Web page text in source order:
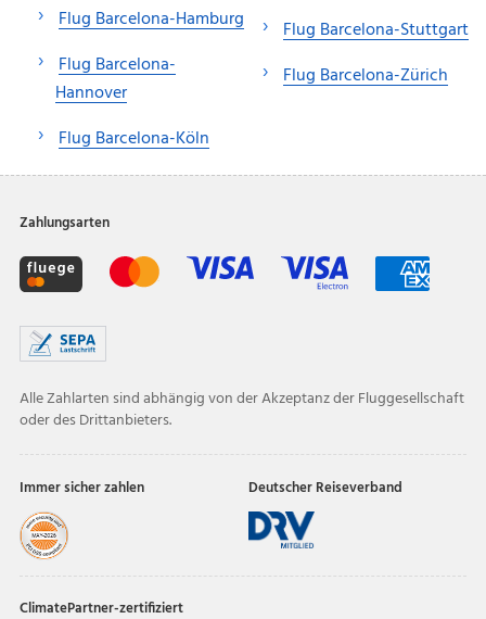
Flug Barcelona-Hamburg
Flug Barcelona-
Hannover
Flug Barcelona-Köln
Flug Barcelona-Stuttgart
Flug Barcelona-Zürich